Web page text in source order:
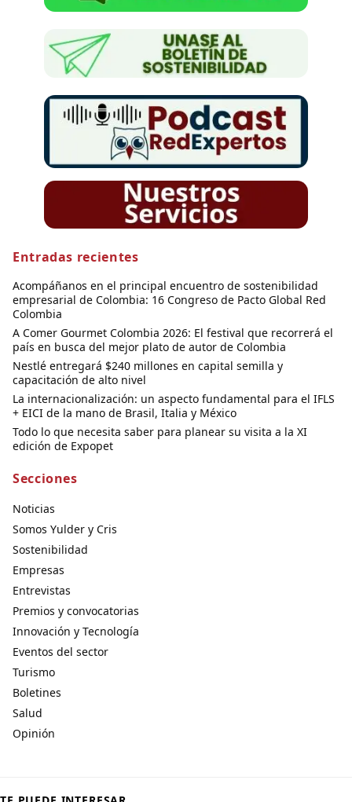
Entradas recientes
Acompáñanos en el principal encuentro de sostenibilidad
empresarial de Colombia: 16 Congreso de Pacto Global Red
Colombia
A Comer Gourmet Colombia 2026: El festival que recorrerá el
país en busca del mejor plato de autor de Colombia
Nestlé entregará $240 millones en capital semilla y
capacitación de alto nivel
La internacionalización: un aspecto fundamental para el IFLS
+ EICI de la mano de Brasil, Italia y México
Todo lo que necesita saber para planear su visita a la XI
edición de Expopet
Secciones
Noticias
Somos Yulder y Cris
Sostenibilidad
Empresas
Entrevistas
Premios y convocatorias
Innovación y Tecnología
Eventos del sector
Turismo
Boletines
Salud
Opinión